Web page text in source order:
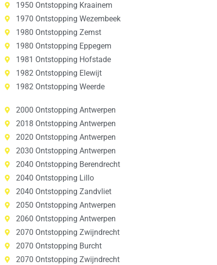
1950 Ontstopping Kraainem
1970 Ontstopping Wezembeek
1980 Ontstopping Zemst
1980 Ontstopping Eppegem
1981 Ontstopping Hofstade
1982 Ontstopping Elewijt
1982 Ontstopping Weerde
2000 Ontstopping Antwerpen
2018 Ontstopping Antwerpen
2020 Ontstopping Antwerpen
2030 Ontstopping Antwerpen
2040 Ontstopping Berendrecht
2040 Ontstopping Lillo
2040 Ontstopping Zandvliet
2050 Ontstopping Antwerpen
2060 Ontstopping Antwerpen
2070 Ontstopping Zwijndrecht
2070 Ontstopping Burcht
2070 Ontstopping Zwijndrecht